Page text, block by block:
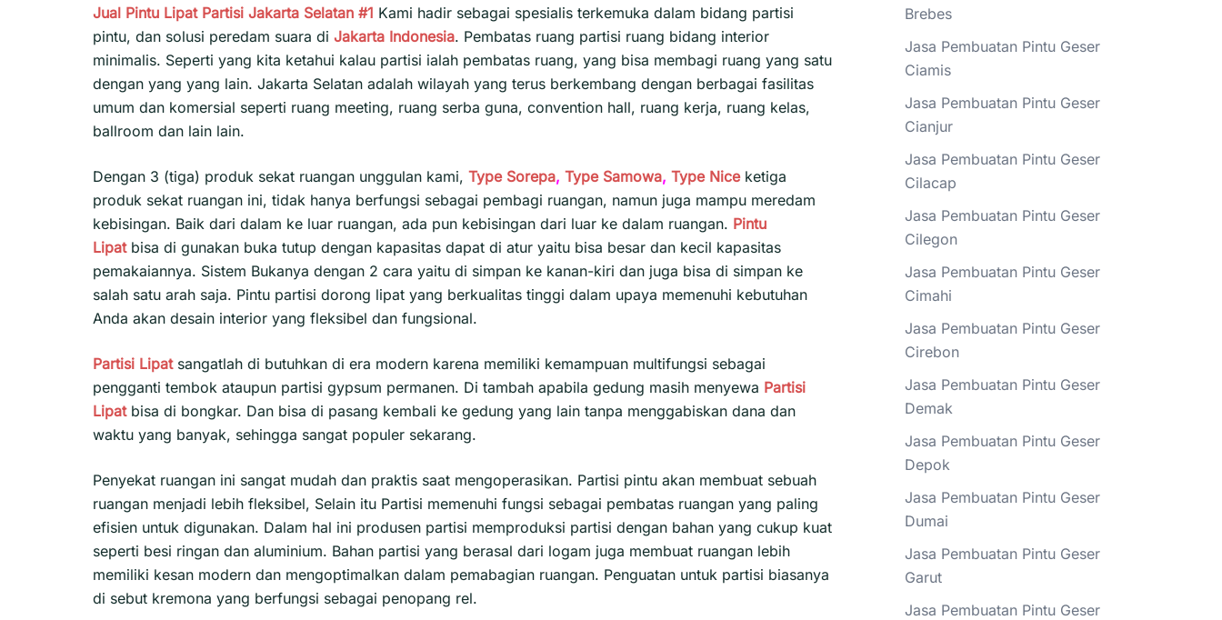
Jual Pintu Lipat Partisi Jakarta Selatan #1 Kami hadir sebagai spesialis terkemuka dalam bidang partisi
pintu, dan solusi peredam suara di Jakarta Indonesia. Pembatas ruang partisi ruang bidang interior
minimalis. Seperti yang kita ketahui kalau partisi ialah pembatas ruang, yang bisa membagi ruang yang satu
dengan yang yang lain. Jakarta Selatan adalah wilayah yang terus berkembang dengan berbagai fasilitas
umum dan komersial seperti ruang meeting, ruang serba guna, convention hall, ruang kerja, ruang kelas,
ballroom dan lain lain.
Dengan 3 (tiga) produk sekat ruangan unggulan kami, Type Sorepa, Type Samowa, Type Nice ketiga
produk sekat ruangan ini, tidak hanya berfungsi sebagai pembagi ruangan, namun juga mampu meredam
kebisingan. Baik dari dalam ke luar ruangan, ada pun kebisingan dari luar ke dalam ruangan. Pintu
Lipat bisa di gunakan buka tutup dengan kapasitas dapat di atur yaitu bisa besar dan kecil kapasitas
pemakaiannya. Sistem Bukanya dengan 2 cara yaitu di simpan ke kanan-kiri dan juga bisa di simpan ke
salah satu arah saja. Pintu partisi dorong lipat yang berkualitas tinggi dalam upaya memenuhi kebutuhan
Anda akan desain interior yang fleksibel dan fungsional.
Partisi Lipatsangatlah di butuhkan di era modern karena memiliki kemampuan multifungsi sebagai
pengganti tembok ataupun partisi gypsum permanen. Di tambah apabila gedung masih menyewa Partisi
Lipatbisa di bongkar. Dan bisa di pasang kembali ke gedung yang lain tanpa menggabiskan dana dan
waktu yang banyak, sehingga sangat populer sekarang.
Penyekat ruangan ini sangat mudah dan praktis saat mengoperasikan. Partisi pintu akan membuat sebuah
ruangan menjadi lebih fleksibel, Selain itu Partisi memenuhi fungsi sebagai pembatas ruangan yang paling
efisien untuk digunakan. Dalam hal ini produsen partisi memproduksi partisi dengan bahan yang cukup kuat
seperti besi ringan dan aluminium. Bahan partisi yang berasal dari logam juga membuat ruangan lebih
memiliki kesan modern dan mengoptimalkan dalam pemabagian ruangan. Penguatan untuk partisi biasanya
di sebut kremona yang berfungsi sebagai penopang rel.
Brebes
Jasa Pembuatan Pintu Geser
Ciamis
Jasa Pembuatan Pintu Geser
Cianjur
Jasa Pembuatan Pintu Geser
Cilacap
Jasa Pembuatan Pintu Geser
Cilegon
Jasa Pembuatan Pintu Geser
Cimahi
Jasa Pembuatan Pintu Geser
Cirebon
Jasa Pembuatan Pintu Geser
Demak
Jasa Pembuatan Pintu Geser
Depok
Jasa Pembuatan Pintu Geser
Dumai
Jasa Pembuatan Pintu Geser
Garut
Jasa Pembuatan Pintu Geser